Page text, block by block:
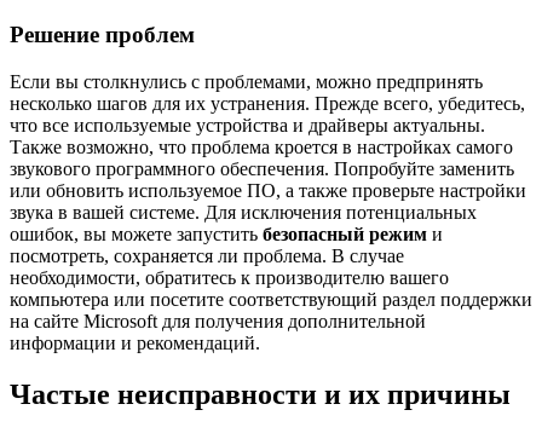
Решение проблем
Если вы столкнулись с проблемами, можно предпринять
несколько шагов для их устранения. Прежде всего, убедитесь,
что все используемые устройства и драйверы актуальны.
Также возможно, что проблема кроется в настройках самого
звукового программного обеспечения. Попробуйте заменить
или обновить используемое ПО, а также проверьте настройки
звука в вашей системе. Для исключения потенциальных
ошибок, вы можете запустить безопасный режим и
посмотреть, сохраняется ли проблема. В случае
необходимости, обратитесь к производителю вашего
компьютера или посетите соответствующий раздел поддержки
на сайте Microsoft для получения дополнительной
информации и рекомендаций.
Частые неисправности и их причины